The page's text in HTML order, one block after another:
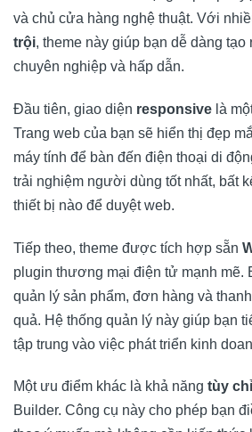
và chủ cửa hàng nghệ thuật. Với
trội, theme này giúp bạn dễ dàng tạo
chuyên nghiệp và hấp dẫn.
Đầu tiên, giao diện responsive là
Trang web của bạn sẽ hiển thị đẹp
máy tính để bàn đến điện thoại di
trải nghiệm người dùng tốt nhất, bất
thiết bị nào để duyệt web.
Tiếp theo, theme được tích hợp sẵn
plugin thương mại điện tử mạnh mẽ.
quản lý sản phẩm, đơn hàng và
quả. Hệ thống quản lý này giúp bạn
tập trung vào việc phát triển kinh
Một ưu điểm khác là khả năng tùy
Builder. Công cụ này cho phép bạn